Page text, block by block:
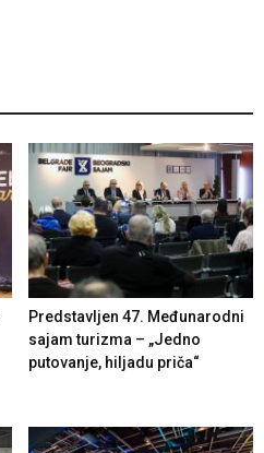
Predstavljen 47. Međunarodni
sajam turizma – „Jedno
putovanje, hiljadu priča“